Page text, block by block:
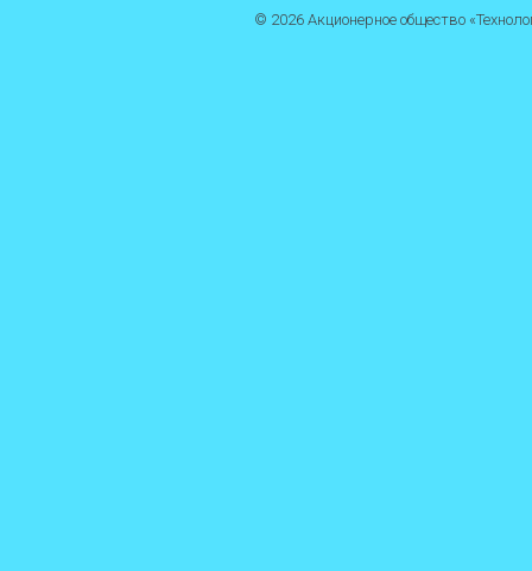
© 2026 Акционерное общество